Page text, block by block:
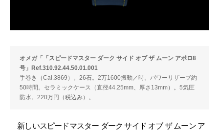
オメガ「「スピードマスター ダーク サイド オブ ザ ムーン アポロ8
号」Ref.310.92.44.50.01.001
手巻き（Cal.3869）。26石。2万1600振動／時。パワーリザーブ約
50時間。セラミックケース（直径44.25mm、厚さ13mm）。5気圧
防水。220万円（税込み）。
新しいスピードマスター ダーク サイド オブ ザ ムーン ア